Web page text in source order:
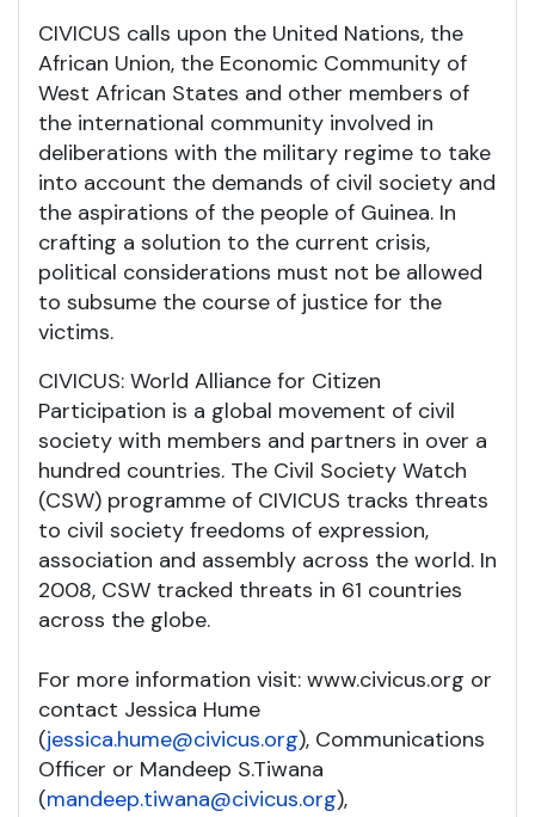
CIVICUS calls upon the United Nations, the
African Union, the Economic Community of
West African States and other members of
the international community involved in
deliberations with the military regime to take
into account the demands of civil society and
the aspirations of the people of Guinea. In
crafting a solution to the current crisis,
political considerations must not be allowed
to subsume the course of justice for the
victims.
CIVICUS: World Alliance for Citizen
Participation is a global movement of civil
society with members and partners in over a
hundred countries. The Civil Society Watch
(CSW) programme of CIVICUS tracks threats
to civil society freedoms of expression,
association and assembly across the world. In
2008, CSW tracked threats in 61 countries
across the globe.
For more information visit: www.civicus.org or
contact Jessica Hume
(jessica.hume@civicus.org), Communications
Officer or Mandeep S.Tiwana
(mandeep.tiwana@civicus.org),